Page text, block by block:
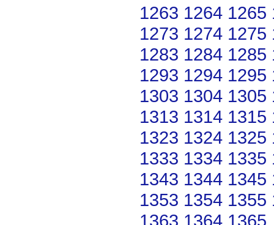
1263 1264 1265
1273 1274 1275
1283 1284 1285
1293 1294 1295
1303 1304 1305
1313 1314 1315
1323 1324 1325
1333 1334 1335
1343 1344 1345
1353 1354 1355
1363 1364 1365